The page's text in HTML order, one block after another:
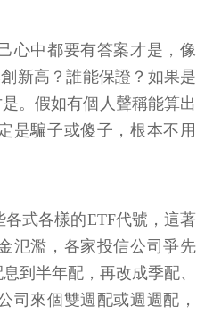
心中都要有答案才是，像
新高？誰能保證？如果是
。假如有個人聲稱能算出
是騙子或傻子，根本不用
式各樣的ETF代號，這著
氾濫，各家投信公司爭先
到半年配，再改成季配、
司來個雙週配或週週配，